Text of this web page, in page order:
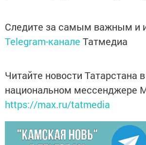
Следите за самым важным и
Telegram-канале Татмедиа
Читайте новости Татарстана в
национальном мессенджере
https://max.ru/tatmedia